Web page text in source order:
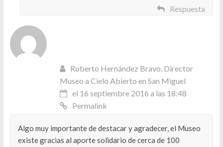
Respuesta
Roberto Hernández Bravo, Director
Museo a Cielo Abierto en San Miguel
el 16 septiembre 2016 a las 18:48
Permalink
Algo muy importante de destacar y agradecer, el Museo
existe gracias al aporte solidario de cerca de 100